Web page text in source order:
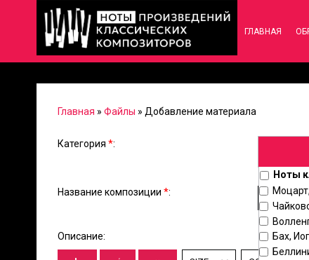
ГЛАВНАЯ
Главная » Файлы » Добавление материала
Категория *:
Ноты
Бах,
Название композиции *:
Описание: